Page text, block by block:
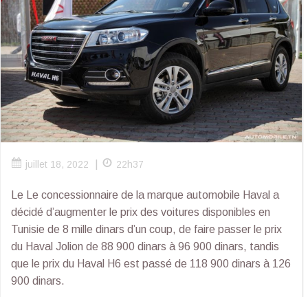
juillet 18, 2022 22h37
Le Le concessionnaire de la marque automobile Haval a
décidé d’augmenter le prix des voitures disponibles en
Tunisie de 8 mille dinars d’un coup, de faire passer le prix
du Haval Jolion de 88 900 dinars à 96 900 dinars, tandis
que le prix du Haval H6 est passé de 118 900 dinars à 126
900 dinars.